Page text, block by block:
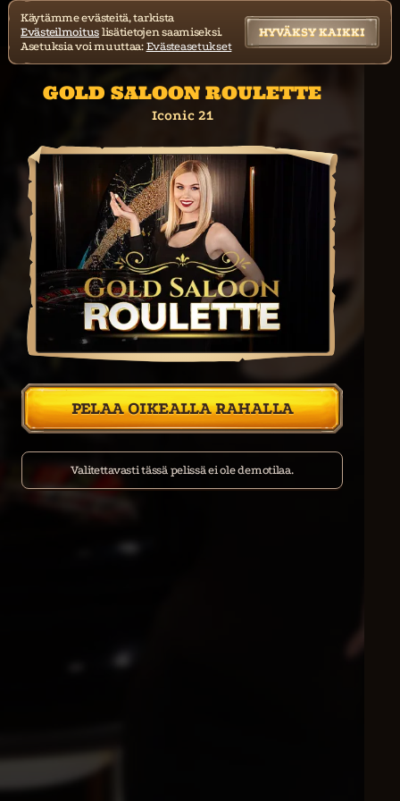
GOLD SALOON ROULETTE
Iconic 21
PELAA OIKEALLA RAHALLA
Valitettavasti tässä pelissä ei ole demotilaa.
Käytämme evästeitä, tarkista
Evästeilmoitus lisätietojen saamiseksi.
Asetuksia voi muuttaa: Evästeasetukset
HYVÄKSY KAIKKI